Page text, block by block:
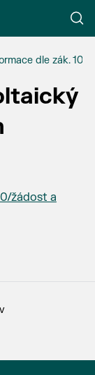
dle zák.
žádost a